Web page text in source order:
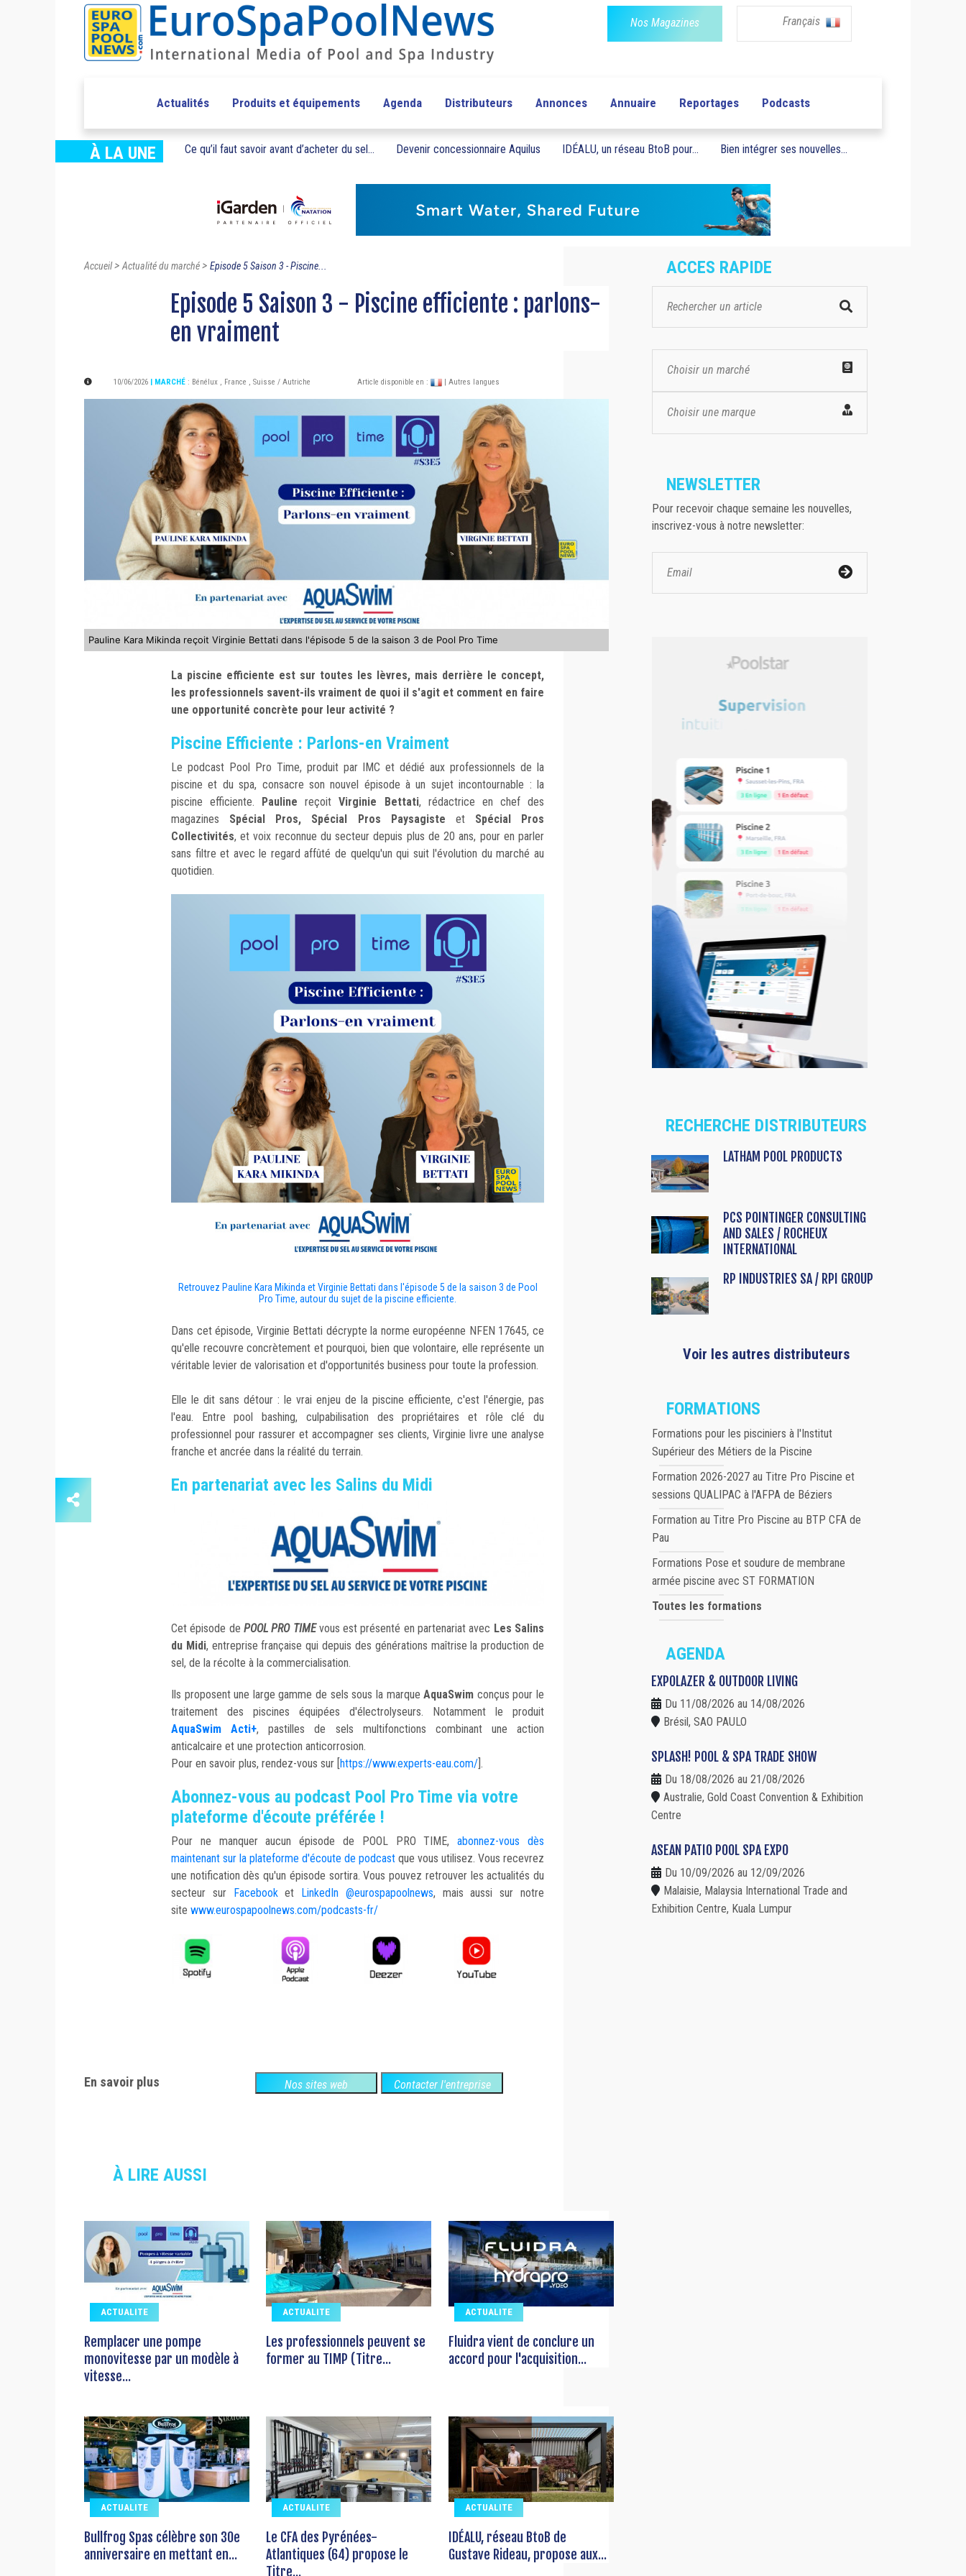
Nos Magazines Français
Actualités Produits et équipements Agenda Distributeurs Annonces Annuaire Reportages Podcasts
À LA UNE Ce qu’il faut savoir avant d’acheter du sel... Devenir concessionnaire Aquilus IDÉALU, un réseau BtoB pour... Bien intégrer ses nouvelles...
Accueil>Actualité du marché> Episode 5 Saison 3 - Piscine...
Episode 5 Saison 3 - Piscine efficiente : parlons-
en vraiment
10/06/2026 | MARCHÉ : Bénélux , France , Suisse / Autriche Article disponible en : | Autres langues
Pauline Kara Mikinda reçoit Virginie Bettati dans l'épisode 5 de la saison 3 de Pool Pro Time
La piscine efficiente est sur toutes les lèvres, mais derrière le concept,
les professionnels savent-ils vraiment de quoi il s'agit et comment en faire
une opportunité concrète pour leur activité ?
Piscine Efficiente : Parlons-en Vraiment
Le podcast Pool Pro Time, produit par IMC et dédié aux professionnels de la
piscine et du spa, consacre son nouvel épisode à un sujet incontournable : la
piscine efficiente.
PaulinereçoitVirginie Bettati, rédactrice en chef des
magazines Spécial Pros, Spécial Pros Paysagiste et Spécial Pros
Collectivités, et voix reconnue du secteur depuis plus de 20 ans, pour en parler
sans filtre et avec le regard affûté de quelqu'un qui suit l'évolution du marché au
quotidien.
Retrouvez Pauline Kara Mikinda et Virginie Bettati dans l'épisode 5 de la saison 3 de Pool
Pro Time, autour du sujet de la piscine efficiente.
Dans cet épisode, Virginie Bettati décrypte la norme européenne NFEN 17645, ce
qu'elle recouvre concrètement et pourquoi, bien que volontaire, elle représente un
véritable levier de valorisation et d'opportunités business pour toute la profession.
Elle le dit sans détour : le vrai enjeu de la piscine efficiente, c'est l'énergie, pas
l'eau. Entre pool bashing, culpabilisation des propriétaires et rôle clé du
professionnel pour rassurer et accompagner ses clients, Virginie livre une analyse
franche et ancrée dans la réalité du terrain.
En partenariat avec les Salins du Midi
Cet épisode de POOL PRO TIMEvous est présenté en partenariat avec Les Salins
du Midi, entreprise française qui depuis des générations maîtrise la production de
sel, de la récolte à la commercialisation.
Ils proposent une large gamme de sels sous la marqueAquaSwim conçus pour le
traitement des piscines équipées d'électrolyseurs. Notamment le produit
AquaSwim Acti+, pastilles de sels multifonctions combinant une action
anticalcaire et une protection anticorrosion.
Pour en savoir plus, rendez-vous sur [ https://www.experts-eau.com/ ].
Abonnez-vous au podcast Pool Pro Time via votre
plateforme d'écoute préférée !
Pour ne manquer aucun épisode de POOL PRO TIME,abonnez-vous dès
maintenant sur la plateforme d'écoute de podcast que vous utilisez. Vous recevrez
une notification dès qu'un épisode sortira. Vous pouvez retrouver les actualités du
secteur sur
Facebooket LinkedIn @eurospapoolnews, mais aussi sur notre
site www.eurospapoolnews.com/podcasts-fr/
En savoir plus Nos sites web Contacter l'entreprise
À LIRE AUSSI
ACTUALITE
Remplacer une pompe
monovitesse par un modèle à
vitesse...
ACTUALITE
Les professionnels peuvent se
former au TIMP (Titre...
ACTUALITE
Fluidra vient de conclure un
accord pour l'acquisition...
ACTUALITE
Bullfrog Spas célèbre son 30e
anniversaire en mettant en...
ACTUALITE
Le CFA des Pyrénées-
Atlantiques (64) propose le
Titre...
ACTUALITE
IDÉALU, réseau BtoB de
Gustave Rideau, propose aux...
ACCES RAPIDE
Choisir un marché
Choisir une marque
NEWSLETTER
Pour recevoir chaque semaine les nouvelles,
inscrivez-vous à notre newsletter:
RECHERCHE DISTRIBUTEURS
LATHAM POOL PRODUCTS
PCS POINTINGER CONSULTING
AND SALES / ROCHEUX
INTERNATIONAL
RP INDUSTRIES SA / RPI GROUP
Voir les autres distributeurs
FORMATIONS
Formations pour les pisciniers à l'Institut
Supérieur des Métiers de la Piscine
Formation 2026-2027 au Titre Pro Piscine et
sessions QUALIPAC à l'AFPA de Béziers
Formation au Titre Pro Piscine au BTP CFA de
Pau
Formations Pose et soudure de membrane
armée piscine avec ST FORMATION
Toutes les formations
AGENDA
EXPOLAZER & OUTDOOR LIVING
Du 11/08/2026 au 14/08/2026
Brésil, SAO PAULO
SPLASH! POOL & SPA TRADE SHOW
Du 18/08/2026 au 21/08/2026
Australie, Gold Coast Convention & Exhibition
Centre
ASEAN PATIO POOL SPA EXPO
Du 10/09/2026 au 12/09/2026
Malaisie, Malaysia International Trade and
Exhibition Centre, Kuala Lumpur